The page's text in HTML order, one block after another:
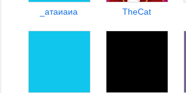
_атаиаиа TheCat